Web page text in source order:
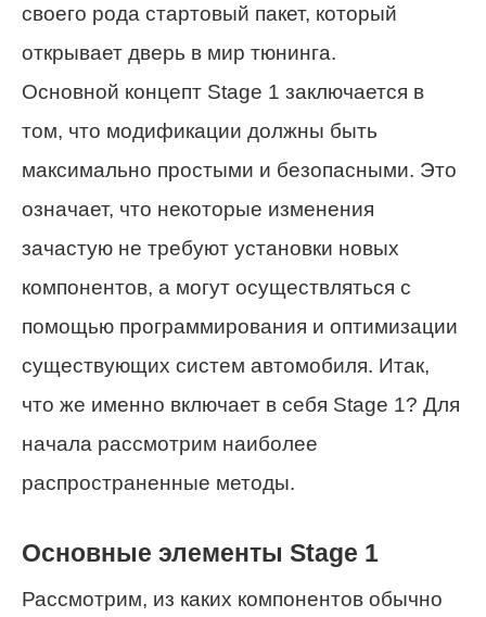
своего рода стартовый пакет, который
открывает дверь в мир тюнинга.
Основной концепт Stage 1 заключается в
том, что модификации должны быть
максимально простыми и безопасными. Это
означает, что некоторые изменения
зачастую не требуют установки новых
компонентов, а могут осуществляться с
помощью программирования и оптимизации
существующих систем автомобиля. Итак,
что же именно включает в себя Stage 1? Для
начала рассмотрим наиболее
распространенные методы.
Основные элементы Stage 1
Рассмотрим, из каких компонентов обычно